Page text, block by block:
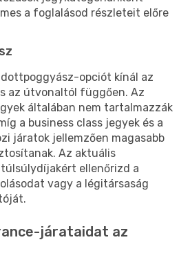
a foglalásod részleteit előre
opciót kínál az
az útvonaltól függően. Az
általában nem tartalmazzák
a business class jegyek és a
járatok jellemzően magasabb
Az aktuális
ellenőrizd a
vagy a légitársaság
járataidat az